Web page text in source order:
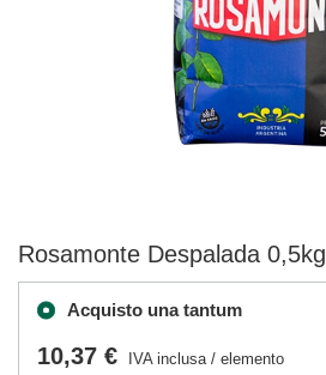
Rosamonte Despalada 0,5kg
Acquisto una tantum
10,37 € IVA inclusa/ elemento